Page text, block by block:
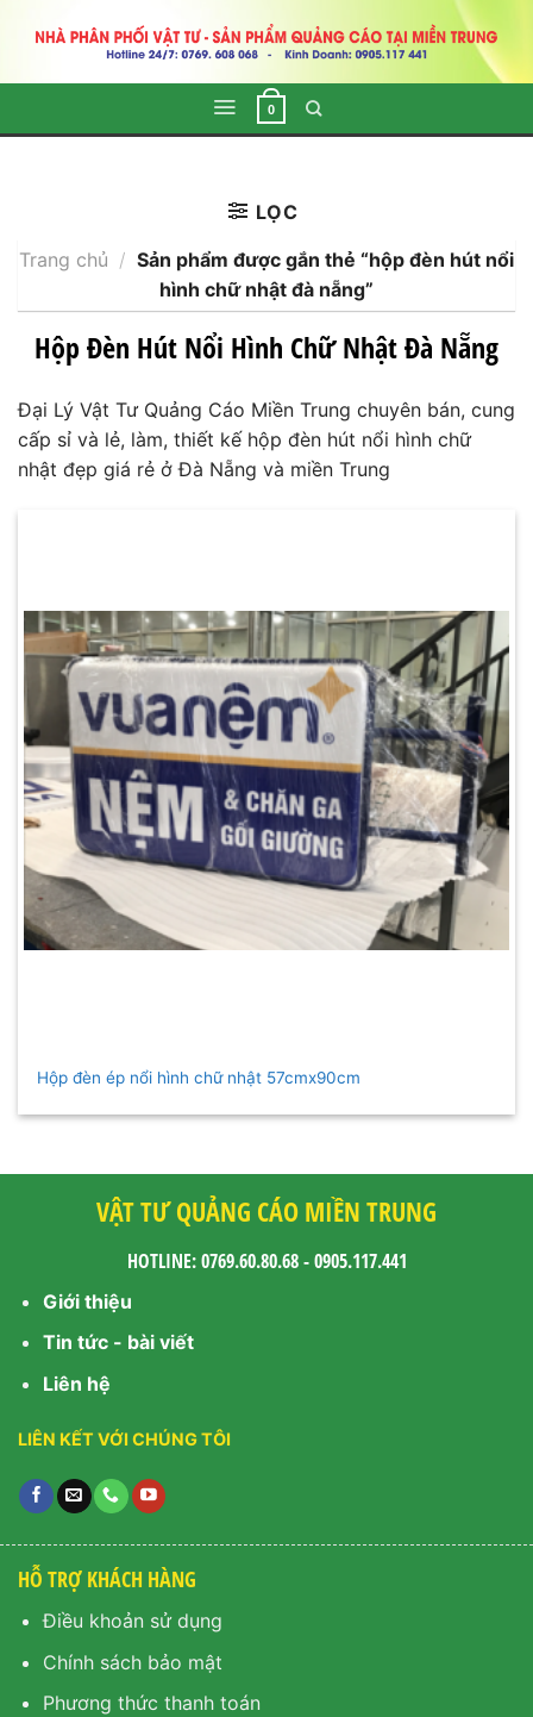
0
Hộp Đèn Hút Nổi Hình Chữ Nhật Đà Nẵng
Trang chủ / Sản phẩm được gắn thẻ “hộp đèn hút nổi
hình chữ nhật đà nẵng”
LỌC
Đại Lý Vật Tư Quảng Cáo Miền Trung chuyên bán, cung
cấp sỉ và lẻ, làm, thiết kế hộp đèn hút nổi hình chữ
nhật đẹp giá rẻ ở Đà Nẵng và miền Trung
Hộp đèn ép nổi hình chữ nhật 57cmx90cm
VẬT TƯ QUẢNG CÁO MIỀN TRUNG
HOTLINE: 0769.60.80.68 - 0905.117.441
Giới thiệu
Tin tức - bài viết
Liên hệ
LIÊN KẾT VỚI CHÚNG TÔI
HỖ TRỢ KHÁCH HÀNG
Điều khoản sử dụng
Chính sách bảo mật
Phương thức thanh toán